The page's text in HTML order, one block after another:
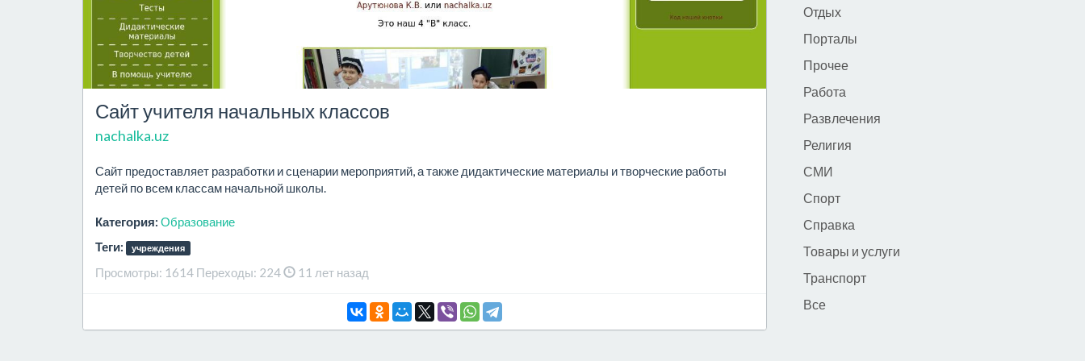
Сайт учителя начальных классов
nachalka.uz
Сайт предоставляет разработки и сценарии мероприятий, а также дидактические материалы и творческие работы
детей по всем классам начальной школы.
Категория: Образование
Теги:
учреждения
Просмотры: 1614 Переходы: 224 11 лет назад
Отдых
Порталы
Прочее
Работа
Развлечения
Религия
СМИ
Спорт
Справка
Товары и услуги
Транспорт
Все